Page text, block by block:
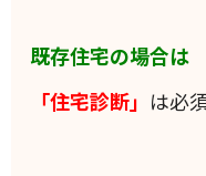
既存住宅の場合は
「住宅診断」 は必